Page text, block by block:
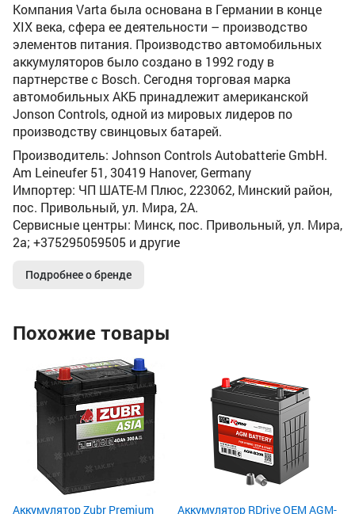
Компания Varta была основана в Германии в конце
XIX века, сфера ее деятельности – производство
элементов питания. Производство автомобильных
аккумуляторов было создано в 1992 году в
партнерстве с Bosch. Сегодня торговая марка
автомобильных АКБ принадлежит американской
Jonson Controls, одной из мировых лидеров по
производству свинцовых батарей.
Производитель: Johnson Controls Autobatterie GmbH.
Am Leineufer 51, 30419 Hanover, Germany
Импортер: ЧП ШАТЕ-М Плюс, 223062, Минский район,
пос. Привольный, ул. Мира, 2А.
Сервисные центры: Минск, пос. Привольный, ул. Мира,
2а; +375295059505 и другие
Подробнее о бренде
Похожие товары
Аккумулятор Zubr Premium
Аккумулятор RDrive OEM AGM-